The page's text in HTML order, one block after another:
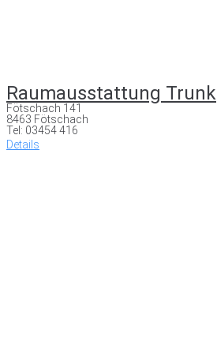
Raumausstattung Trunk
Fötschach 141
8463 Fötschach
Tel: 03454 416
Details